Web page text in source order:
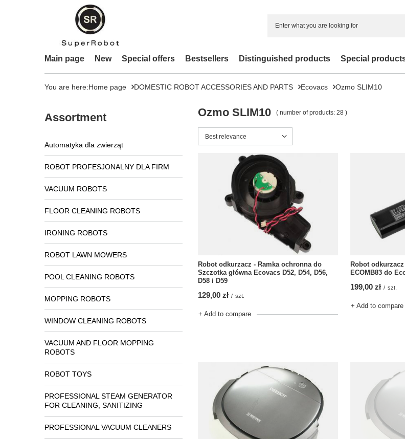
Main page New Special offers Bestsellers Distinguished products Special
You are here:Home page DOMESTIC ROBOT ACCESSORIES AND PARTS Ecovacs Ozmo SLIM10
Assortment
Automatyka dla zwierząt
ROBOT PROFESJONALNY DLA FIRM
VACUUM ROBOTS
FLOOR CLEANING ROBOTS
IRONING ROBOTS
ROBOT LAWN MOWERS
POOL CLEANING ROBOTS
MOPPING ROBOTS
WINDOW CLEANING ROBOTS
VACUUM AND FLOOR MOPPING
ROBOTS
ROBOT TOYS
PROFESSIONAL STEAM GENERATOR
FOR CLEANING, SANITIZING
PROFESSIONAL VACUUM CLEANERS
Ozmo SLIM10 ( number of products: 28 )
Change sorting
Best relevance
Robot odkurzacz - Ramka ochronna do
Szczotka główna Ecovacs D52, D54, D56,
D58 i D59
129,00 zł / szt.
+ Add to compare
Robot
ECOMB83 do
199,00 zł / szt.
+ Add to compare